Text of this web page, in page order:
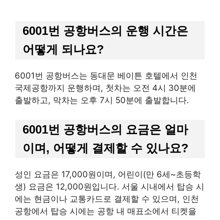
6001번 공항버스의 운행 시간은
어떻게 되나요?
6001번 공항버스는 동대문 베이튼 호텔에서 인천
국제공항까지 운행하며, 첫차는 오전 4시 30분에
출발하고, 막차는 오후 7시 50분에 출발합니다.
6001번 공항버스의 요금은 얼마
이며, 어떻게 결제할 수 있나요?
성인 요금은 17,000원이며, 어린이(만 6세~초등학
생) 요금은 12,000원입니다. 서울 시내에서 탑승 시
에는 현금이나 교통카드로 결제할 수 있으며, 인천
공항에서 탑승 시에는 공항 내 매표소에서 티켓을